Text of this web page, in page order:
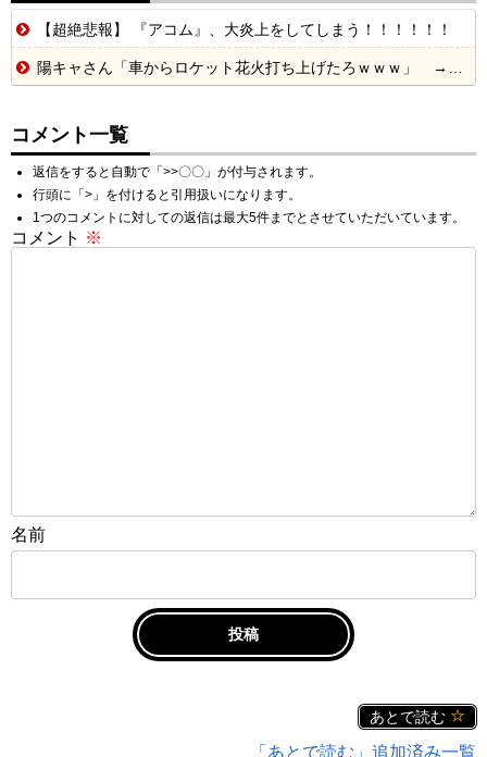
【超絶悲報】 『アコム』、大炎上をしてしまう！！！！！！
陽キャさん「車からロケット花火打ち上げたろｗｗｗ」 → サンルーフが閉まっていて無事車内に発射
コメント一覧
返信をすると自動で「>>〇〇」が付与されます。
行頭に「>」を付けると引用扱いになります。
1つのコメントに対しての返信は最大5件までとさせていただいています。
コメント ※
名前
あとで読む
「あとで読む」追加済み一覧